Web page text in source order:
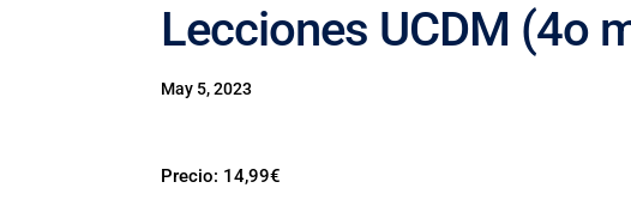
Lecciones UCDM (4o
May 5, 2023
Precio: 14,99€